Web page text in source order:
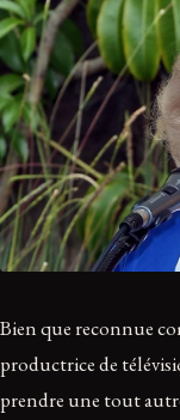
Bien que reconnue
productrice de
prendre une tout